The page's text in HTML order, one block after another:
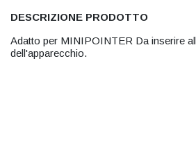
DESCRIZIONE PRODOTTO
Adatto per MINIPOINTER Da inserire
dell'apparecchio.